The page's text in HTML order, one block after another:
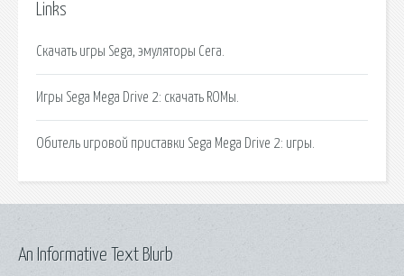
Links
Скачать игры Sega, эмуляторы Сега.
Игры Sega Mega Drive 2: скачать ROMы.
Обитель игровой приставки Sega Mega Drive 2: игры.
An Informative Text Blurb